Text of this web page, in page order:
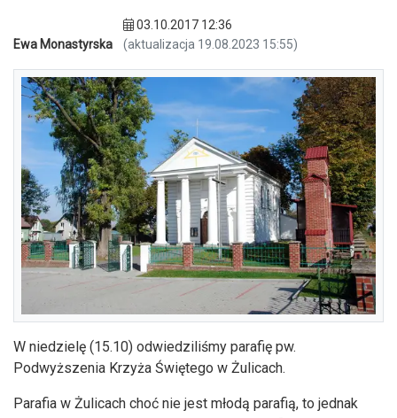
Ewa Monastyrska
03.10.2017 12:36
(aktualizacja 19.08.2023 15:55)
W niedzielę (15.10) odwiedziliśmy parafię pw.
Podwyższenia Krzyża Świętego w Żulicach.
Parafia w Żulicach choć nie jest młodą parafią, to jednak